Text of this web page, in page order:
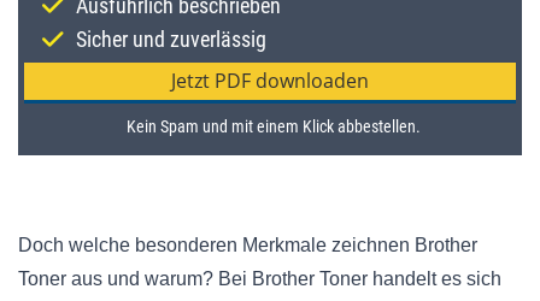
Doch welche besonderen Merkmale zeichnen Brother
Toner aus und warum? Bei Brother Toner handelt es sich